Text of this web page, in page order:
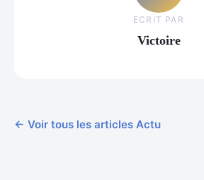
ECRIT PAR
Victoire
← Voir tous les articles Actu